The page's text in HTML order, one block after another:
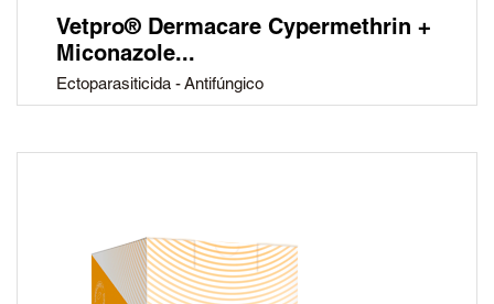
Vetpro® Dermacare Cypermethrin +
Miconazole...
Ectoparasiticida - Antifúngico